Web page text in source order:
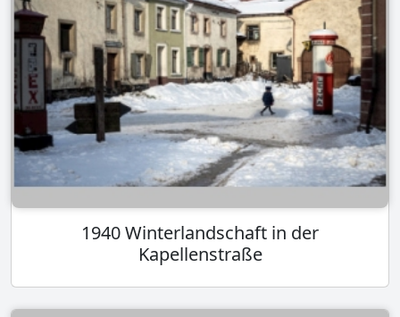
1940 Winterlandschaft in der
Kapellenstraße